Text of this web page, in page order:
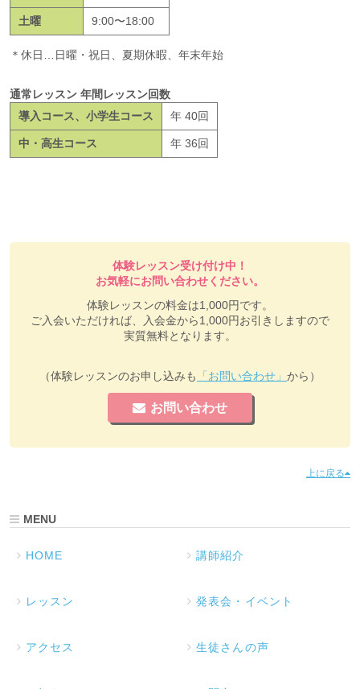
土曜 9:00〜18:00
＊休日…日曜・祝日、夏期休暇、年末年始
通常レッスン 年間レッスン回数
導入コース、小学生コース
年 40回
中・高生コース 年 36回
体験レッスン受け付け中！
お気軽にお問い合わせください。
体験レッスンの料金は1,000円です。
ご入会いただければ、入会金から1,000円お引きしますので
実質無料となります。
（体験レッスンのお申し込みも 「お問い合わせ」 から）
お問い合わせ
上に戻る
MENU
HOME 講師紹介
レッスン 発表会・イベント
アクセス 生徒さんの声